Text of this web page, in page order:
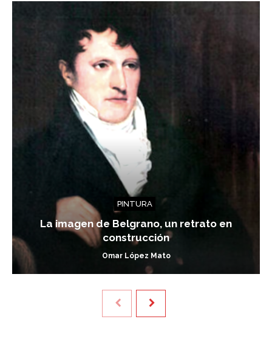
PINTURA
La imagen de Belgrano, un retrato en
construcción
Omar López Mato